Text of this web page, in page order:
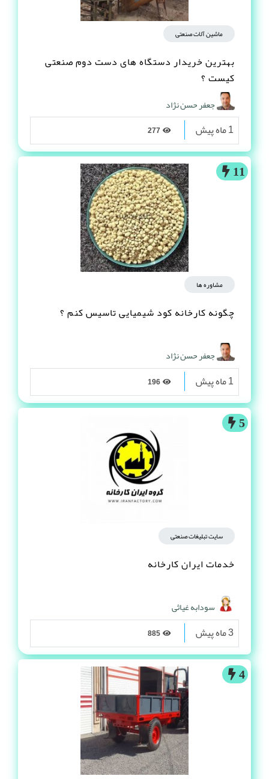
ماشین آلات صنعتی
بهترین خریدار دستگاه های دست دوم صنعتی
کیست ؟
جعفر حسن نژاد
1 ماه پیش
11
مشاوره ها
چگونه کارخانه کود شیمیایی تاسیس کنم ؟
جعفر حسن نژاد
1 ماه پیش
5
سایت تبلیغات صنعتی
خدمات ایران کارخانه
سودابه غیاثی
3 ماه پیش
4